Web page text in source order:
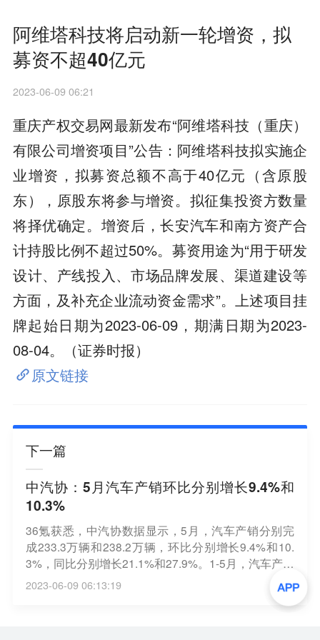
阿维塔科技将启动新一轮增资，拟
募资不超40亿元
2023-06-09 06:21
重庆产权交易网最新发布“阿维塔科技（重庆）
有限公司增资项目”公告：阿维塔科技拟实施企
业增资，拟募资总额不高于40亿元（含原股
东），原股东将参与增资。拟征集投资方数量
将择优确定。增资后，长安汽车和南方资产合
计持股比例不超过50%。募资用途为“用于研发
设计、产线投入、市场品牌发展、渠道建设等
方面，及补充企业流动资金需求”。上述项目挂
牌起始日期为2023-06-09，期满日期为2023-
08-04。（证券时报）
原文链接
下一篇
中汽协：5月汽车产销环比分别增长9.4%和
10.3%
36氪获悉，中汽协数据显示，5月，汽车产销分别完
成233.3万辆和238.2万辆，环比分别增长9.4%和10.
3%，同比分别增长21.1%和27.9%。1-5月，汽车产销
分别完成1068.7万辆和1061.7万辆，同比均增长11.
2023-06-09 06:13:19